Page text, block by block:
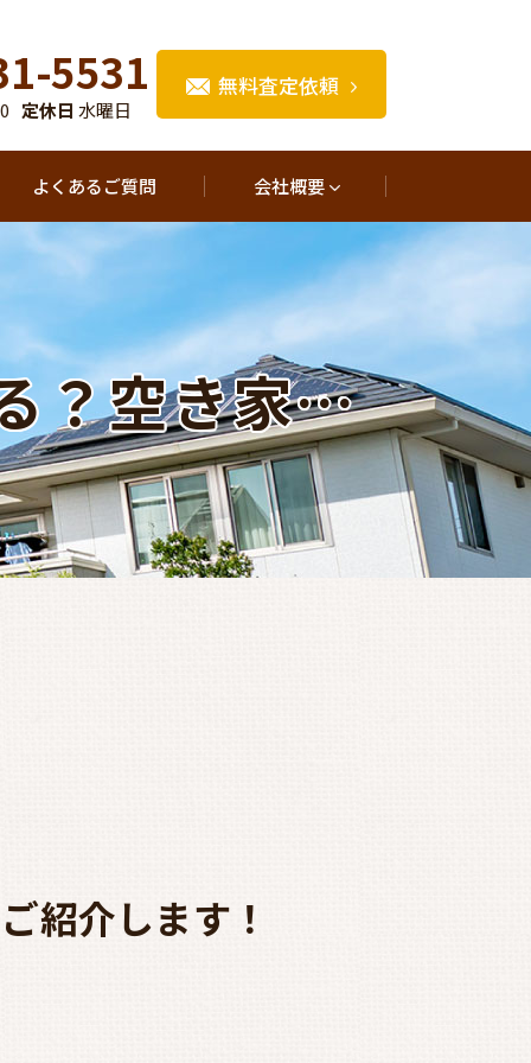
5531
定休日 水曜日
無料査定依頼
よくあるご質問 会社概要
？空き家…
紹介します！